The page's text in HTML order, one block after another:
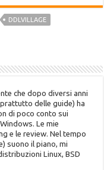
DDLVILLAGE
che dopo diversi anni
delle guide) ha
di poco conto sui
Le mie
e le review. Nel tempo
suono il piano, mi
Linux, BSD